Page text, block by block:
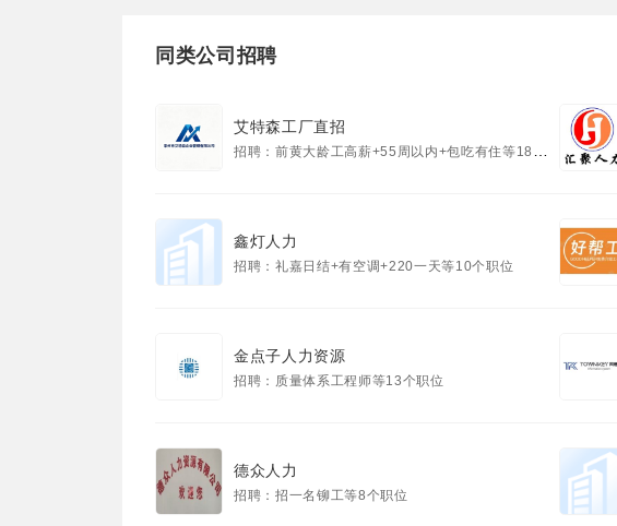
同类公司招聘
艾特森工厂直招
招聘：前黄大龄工高薪+55周以内+包吃有住等18个职位
鑫灯人力
招聘：礼嘉日结+有空调+220一天等10个职位
金点子人力资源
招聘：质量体系工程师等13个职位
德众人力
招聘：招一名铆工等8个职位